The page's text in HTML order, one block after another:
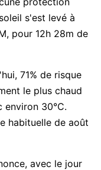
s'est levé à
pour 12h 28m de
71% de risque
le plus chaud
environ 30°C.
habituelle de août
avec le jour